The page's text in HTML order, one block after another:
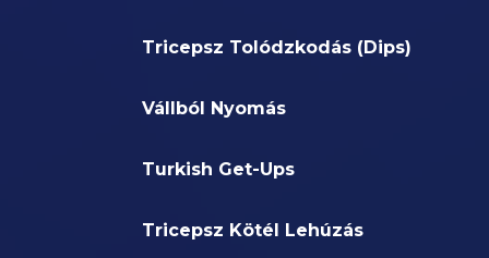
Tricepsz Tolódzkodás (Dips)
Vállból Nyomás
Turkish Get-Ups
Tricepsz Kötél Lehúzás